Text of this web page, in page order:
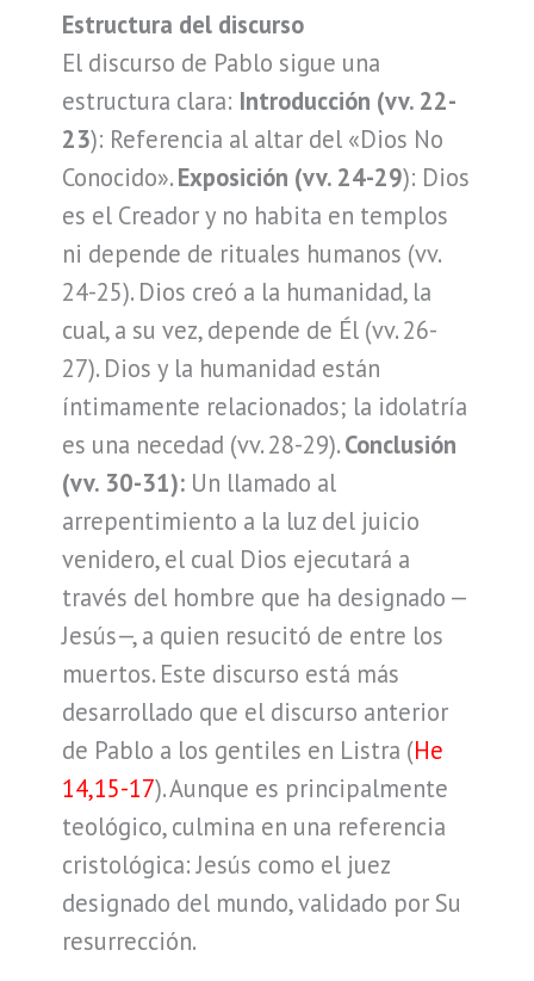
Estructura del discurso
El discurso de Pablo sigue una
estructura clara: Introducción (vv. 22-
23): Referencia al altar del «Dios No
Conocido».Exposición (vv. 24-29): Dios
es el Creador y no habita en templos
ni depende de rituales humanos (vv.
24-25). Dios creó a la humanidad, la
cual, a su vez, depende de Él (vv. 26-
27). Dios y la humanidad están
íntimamente relacionados; la idolatría
es una necedad (vv. 28-29).Conclusión
(vv. 30-31):Un llamado al
arrepentimiento a la luz del juicio
venidero, el cual Dios ejecutará a
través del hombre que ha designado —
Jesús—, a quien resucitó de entre los
muertos. Este discurso está más
desarrollado que el discurso anterior
de Pablo a los gentiles en Listra (He
14,15-17). Aunque es principalmente
teológico, culmina en una referencia
cristológica: Jesús como el juez
designado del mundo, validado por Su
resurrección.